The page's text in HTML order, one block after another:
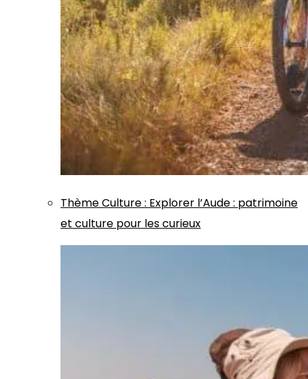
ThèmeCulture: Explorer l’Aude : patrimoine
et culture pour les curieux